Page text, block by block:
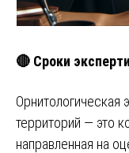
🔴 Сроки
Орнитологическая
территорий — это
направленная на